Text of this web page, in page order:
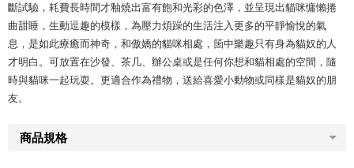
斷試驗，耗費長時間才釉燒出富有飽和光彩的色澤，並呈現出貓咪慵懶捲
曲甜睡，生動逗趣的模樣，為壓力煩躁的生活注入更多的平靜愉悅的氣
息，是如此療癒而神奇，和傲嬌的貓咪相處，箇中樂趣只有身為貓奴的人
才明白。可放置在沙發、茶几、辦公桌或是任何你想和貓相處的空間，隨
時與貓咪一起玩耍。更適合作為禮物，送給喜愛小動物或同樣是貓奴的朋
友。
商品規格